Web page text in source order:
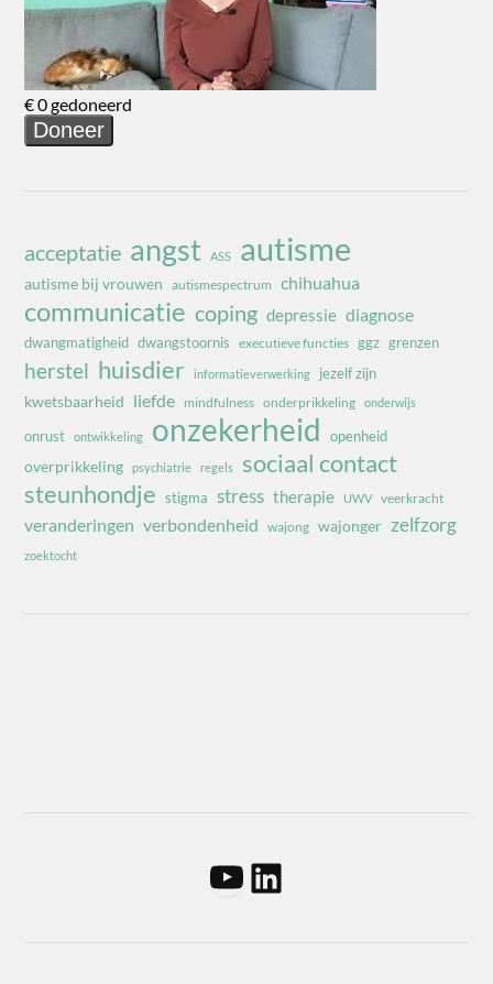
acceptatie angst ASS autisme
autisme bij vrouwen autismespectrum chihuahua
communicatie coping depressie diagnose
dwangmatigheid dwangstoornis executieve functies ggz grenzen
herstel huisdier informatieverwerking jezelf zijn
kwetsbaarheid liefde mindfulness onderprikkeling onderwijs
onrust ontwikkeling onzekerheid openheid
overprikkeling psychiatrie regels
sociaal contact
steunhondje stigma stress therapie UWV veerkracht
veranderingen verbondenheid wajong wajonger zelfzorg
zoektocht